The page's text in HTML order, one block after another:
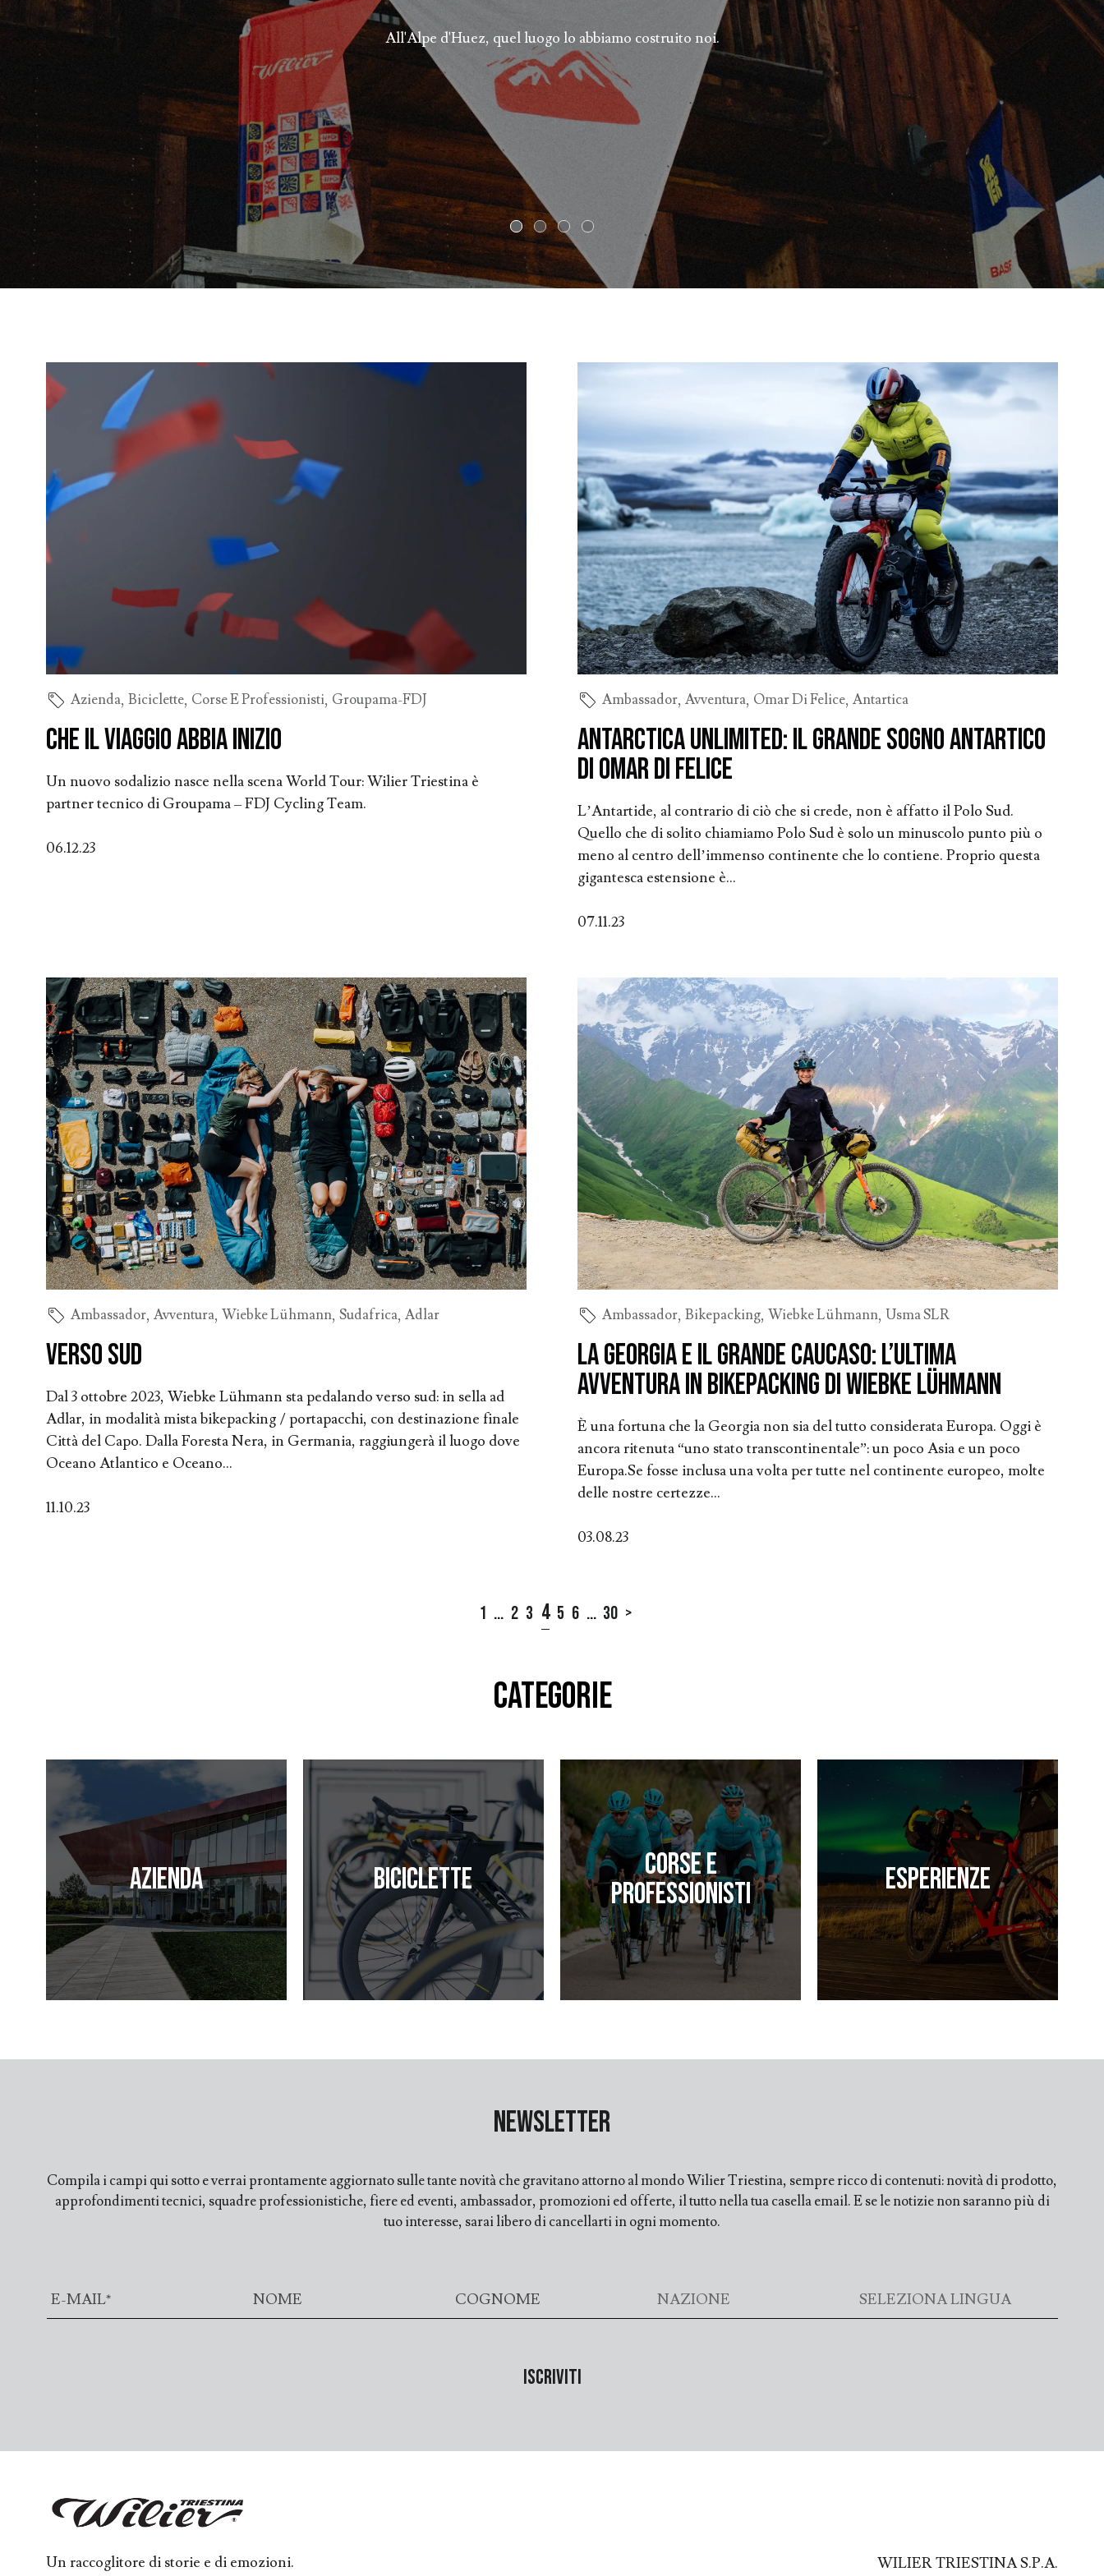
All'Alpe d'Huez, quel luogo lo abbiamo costruito noi.
Azienda,Biciclette, Corse E Professionisti, Groupama-FDJ
Che il viaggio abbia inizio
Un nuovo sodalizio nasce nella scena World Tour: Wilier Triestina è
partner tecnico di Groupama – FDJ Cycling Team.
06.12.23
Ambassador,Avventura, Omar Di Felice,Antartica
Antarctica Unlimited: il Grande Sogno Antartico
di Omar Di Felice
L’Antartide, al contrario di ciò che si crede, non è affatto il Polo Sud.
Quello che di solito chiamiamo Polo Sud è solo un minuscolo punto più o
meno al centro dell’immenso continente che lo contiene. Proprio questa
gigantesca estensione è...
07.11.23
Ambassador,Avventura,Wiebke Lühmann,Sudafrica,Adlar
Verso Sud
Dal 3 ottobre 2023, Wiebke Lühmann sta pedalando verso sud: in sella ad
Adlar, in modalità mista bikepacking / portapacchi, con destinazione finale
Città del Capo. Dalla Foresta Nera, in Germania, raggiungerà il luogo dove
Oceano Atlantico e Oceano...
11.10.23
Ambassador,Bikepacking,Wiebke Lühmann, Usma SLR
La Georgia e il Grande Caucaso: l’ultima
avventura in bikepacking di Wiebke Lühmann
È una fortuna che la Georgia non sia del tutto considerata Europa. Oggi è
ancora ritenuta “uno stato transcontinentale”: un poco Asia e un poco
Europa.Se fosse inclusa una volta per tutte nel continente europeo, molte
delle nostre certezze...
03.08.23
1 ... 2 3 4 5 6 ... 30 >
CATEGORIE
Azienda Biciclette
Corse e
professionisti
Esperienze
Newsletter
Compila i campi qui sotto e verrai prontamente aggiornato sulle tante novità che gravitano attorno al mondo Wilier Triestina, sempre ricco di contenuti: novità di prodotto,
approfondimenti tecnici, squadre professionistiche, fiere ed eventi, ambassador, promozioni ed offerte, il tutto nella tua casella email. E se le notizie non saranno più di
tuo interesse, sarai libero di cancellarti in ogni momento.
Un raccoglitore di storie e di emozioni.
WILIER TRIESTINA S.P.A.